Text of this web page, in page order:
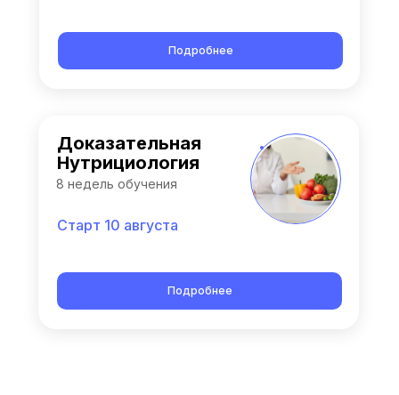
Доказательная
Нутрициология
Старт 10 августа
Подробнее
8 недель обучения
Подробнее